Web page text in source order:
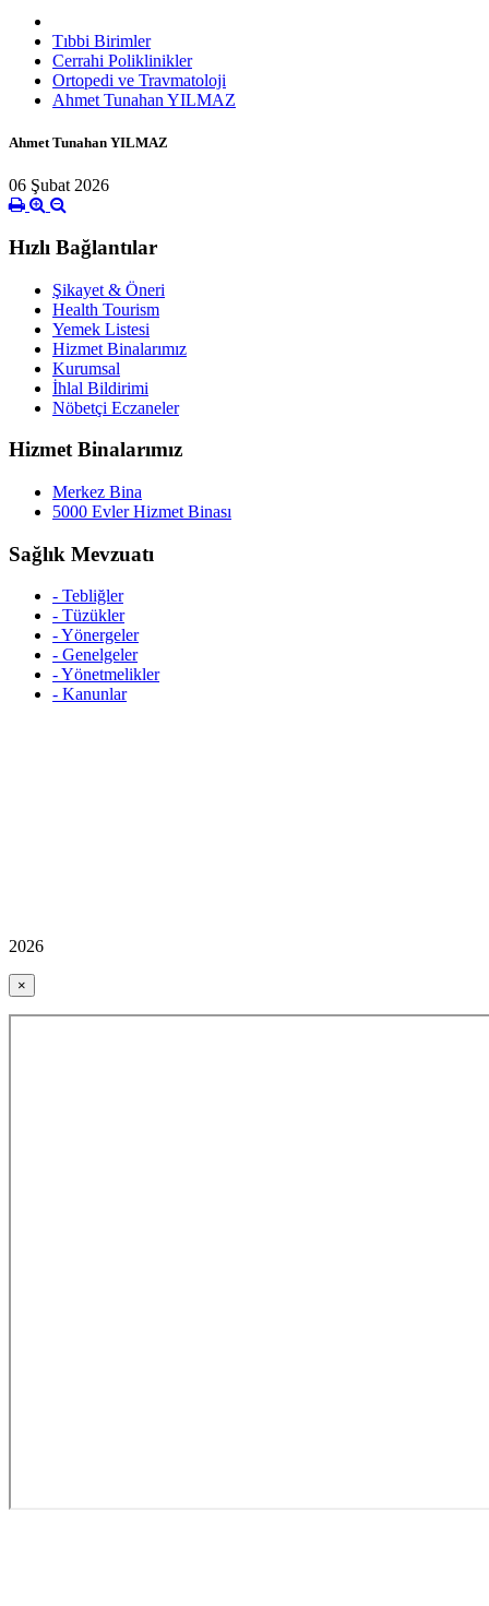
Tıbbi Birimler
Cerrahi Poliklinikler
Ortopedi ve Travmatoloji
Ahmet Tunahan YILMAZ
Ahmet Tunahan YILMAZ
06 Şubat 2026
Hızlı Bağlantılar
Şikayet & Öneri
Health Tourism
Yemek Listesi
Hizmet Binalarımız
Kurumsal
İhlal Bildirimi
Nöbetçi Eczaneler
Hizmet Binalarımız
Merkez Bina
5000 Evler Hizmet Binası
Sağlık Mevzuatı
- Tebliğler
- Tüzükler
- Yönergeler
- Genelgeler
- Yönetmelikler
- Kanunlar
2026
×